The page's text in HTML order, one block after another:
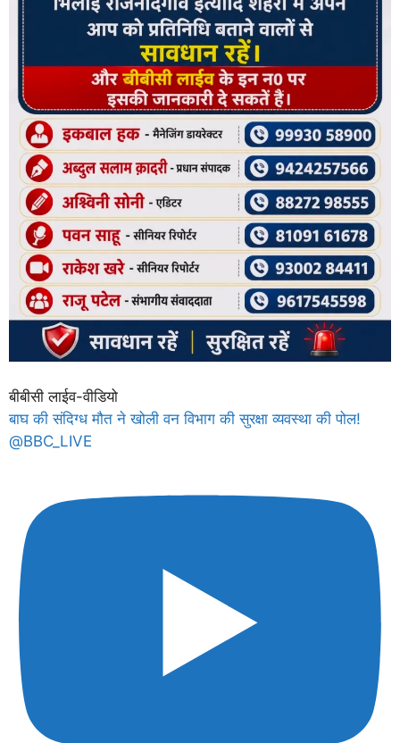
बीबीसी लाईव-वीडियो
बाघ की संदिग्ध मौत ने खोली वन विभाग की सुरक्षा व्यवस्था की पोल!
@BBC_LIVE